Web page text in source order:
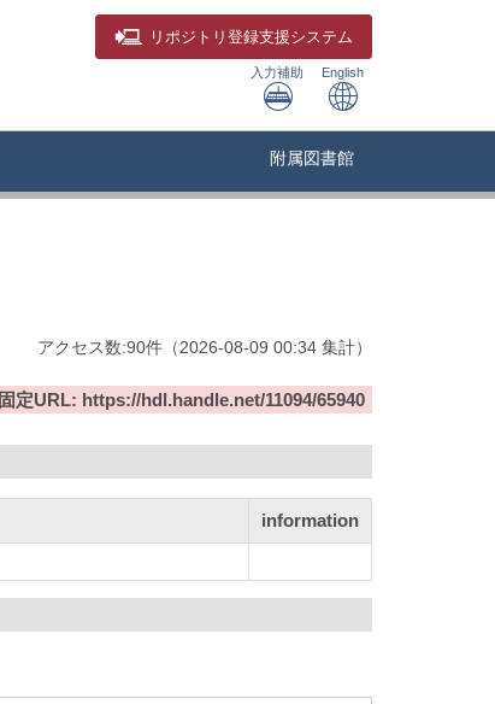
リポジトリ 登録支援システム
入力補助 English
附属図書館
アクセス数:90件 （2026-08-09 00:34 集計）
固定URL: https://hdl.handle.net/11094/65940
information